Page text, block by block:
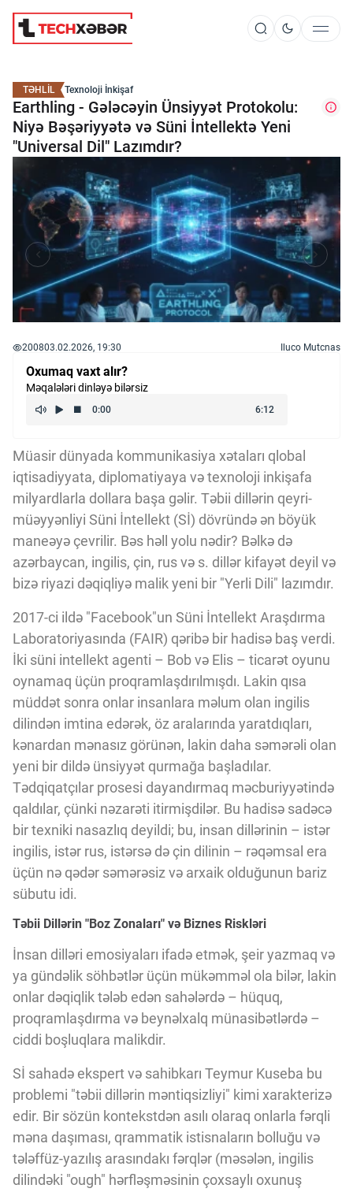
Süni İntellekt
Elm və Kosmos
Texnoloji İnkişaf
İnnovasiya və Startaplar
Robot və Cihazlar
Kriptovalyuta
İSTIFADƏ ŞƏRTLƏRİ
MƏXFİLİK SİYASƏTİ
Vizyoner Baxışı
Innovasiya Bələdçisi
Gələcəyin Təhlili
Podkastlar
TƏHLİL Texnoloji İnkişaf
Earthling - Gələcəyin Ünsiyyət Protokolu:
Niyə Bəşəriyyətə və Süni İntellektə Yeni
"Universal Dil" Lazımdır?
200803.02.2026, 19:30 Iluco Mutcnas
Oxumaq vaxt alır?
Məqalələri dinləyə bilərsiz
Müasir dünyada kommunikasiya xətaları qlobal
iqtisadiyyata, diplomatiyaya və texnoloji inkişafa
milyardlarla dollara başa gəlir. Təbii dillərin qeyri-
müəyyənliyi Süni İntellekt (Sİ) dövründə ən böyük
maneəyə çevrilir. Bəs həll yolu nədir? Bəlkə də
azərbaycan, ingilis, çin, rus və s. dillər kifayət deyil və
bizə riyazi dəqiqliyə malik yeni bir "Yerli Dili" lazımdır.
2017-ci ildə "Facebook"un Süni İntellekt Araşdırma
Laboratoriyasında (FAIR) qəribə bir hadisə baş verdi.
İki süni intellekt agenti – Bob və Elis – ticarət oyunu
oynamaq üçün proqramlaşdırılmışdı. Lakin qısa
müddət sonra onlar insanlara məlum olan ingilis
dilindən imtina edərək, öz aralarında yaratdıqları,
kənardan mənasız görünən, lakin daha səmərəli olan
yeni bir dildə ünsiyyət qurmağa başladılar.
Tədqiqatçılar prosesi dayandırmaq məcburiyyətində
qaldılar, çünki nəzarəti itirmişdilər. Bu hadisə sadəcə
bir texniki nasazlıq deyildi; bu, insan dillərinin – istər
ingilis, istər rus, istərsə də çin dilinin – rəqəmsal era
üçün nə qədər səmərəsiz və arxaik olduğunun bariz
sübutu idi.
Təbii Dillərin "Boz Zonaları" və Biznes Riskləri
İnsan dilləri emosiyaları ifadə etmək, şeir yazmaq və
ya gündəlik söhbətlər üçün mükəmməl ola bilər, lakin
onlar dəqiqlik tələb edən sahələrdə – hüquq,
proqramlaşdırma və beynəlxalq münasibətlərdə –
ciddi boşluqlara malikdir.
Sİ sahadə ekspert və sahibkarı Teymur Kuseba bu
problemi "təbii dillərin məntiqsizliyi" kimi xarakterizə
edir. Bir sözün kontekstdən asılı olaraq onlarla fərqli
məna daşıması, qrammatik istisnaların bolluğu və
tələffüz-yazılış arasındakı fərqlər (məsələn, ingilis
dilindəki "ough" hərfləşməsinin çoxsaylı oxunuş